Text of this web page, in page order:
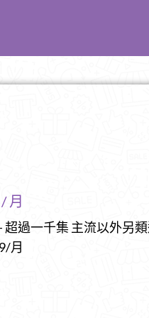
/ 月
超過一千集 主流以外另
月